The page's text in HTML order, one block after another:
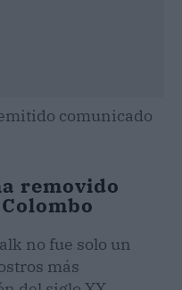
comunicado
removido
no fue solo un
más